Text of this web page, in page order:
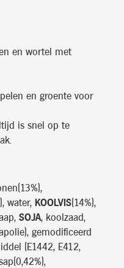
en wortel met
en groente voor
is snel op te
water, KOOLVIS(14%),
SOJA, koolzaad,
gemodificeerd
(E1442, E412,